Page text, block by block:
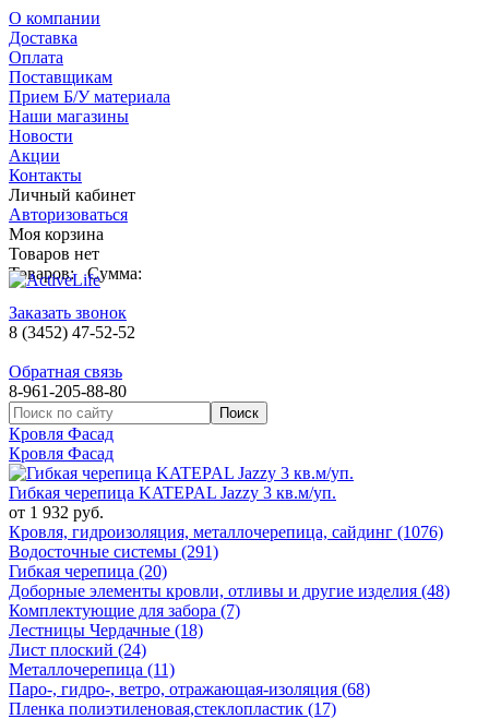
О компании
Доставка
Оплата
Поставщикам
Прием Б/У материала
Наши магазины
Новости
Акции
Контакты
Личный кабинет
Авторизоваться
Моя корзина
Товаров нет
Товаров: Сумма:
Заказать звонок
8 (3452) 47-52-52
Обратная связь
8-961-205-88-80
Кровля Фасад
Кровля Фасад
Гибкая черепица KATEPAL Jazzy 3 кв.м/уп.
от 1 932 руб.
Кровля, гидроизоляция, металлочерепица, сайдинг (1076)
Водосточные системы (291)
Гибкая черепица (20)
Доборные элементы кровли, отливы и другие изделия (48)
Комплектующие для забора (7)
Лестницы Чердачные (18)
Лист плоский (24)
Металлочерепица (11)
Паро-, гидро-, ветро, отражающая-изоляция (68)
Пленка полиэтиленовая,стеклопластик (17)